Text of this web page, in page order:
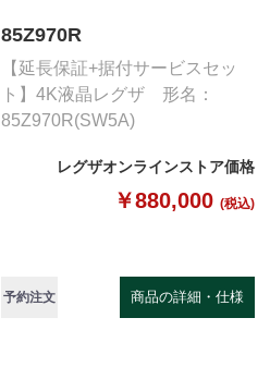
85Z970R
【延長保証+据付サービスセッ
ト】4K液晶レグザ 形名：
85Z970R(SW5A)
レグザオンラインストア価格
￥880,000 (税込)
予約注文 商品の詳細・仕様